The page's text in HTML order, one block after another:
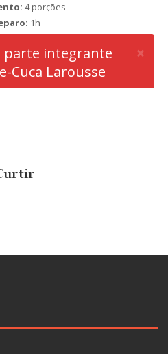
4 porções
1h
×
parte integrante
Cuca Larousse